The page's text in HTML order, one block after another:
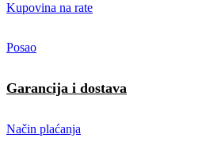
Kupovina na rate
Posao
Garancija i dostava
Način plaćanja